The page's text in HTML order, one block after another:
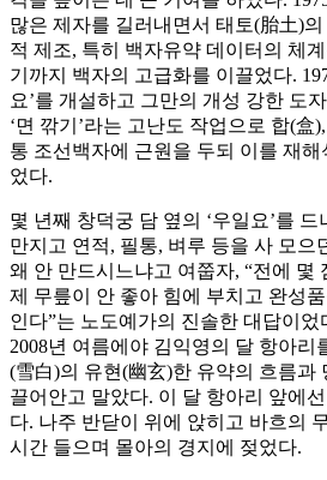
많은 제자를 길러내면서 태토(胎土)
적 제조, 특히 백자유약 데이터의 체
기까지 백자의 고급화를 이끌었다.
요’를 개설하고 그만의 개성 강한 도
‘면 깎기’라는 고난도 작업으로 합(盒
통 조선백자에 근원을 두되 이를 재
었다.
몇 년째 창덕궁 담 옆의 ‘우일요’를
만지고 연적, 필통, 벼루 등을 사 모으
왜 안 만드시느냐고 여쭙자, “전에 몇
제 무릎이 안 좋아 힘에 부치고 완성
인다”는 노도예가의 진솔한 대답이
2008년 여름에야 김익영의 달 항아리
(雪白)의 유현(幽玄)한 유약의 흐름과
끌어안고 말았다. 이 달 항아리 앞에
다. 나주 반닫이 위에 앉히고 바흐의
시간 들으며 몰아의 경지에 젖었다.